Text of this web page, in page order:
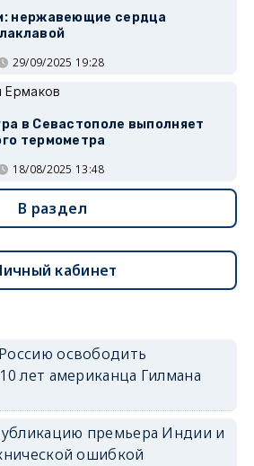
нержавеющие сердца
29/09/2025 19:28
Ермаков
в Севастополе выполняет
термометра
18/08/2025 13:48
В раздел
кабинет
освободить
лет американца Гилмана
премьера Индии и
ошибкой